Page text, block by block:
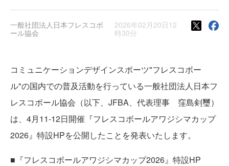
一般社団法人日本フレスコボ
ール協会
2026年02月20日12
時30分
コミュニケーションデザインスポーツ"フレスコボー
ル"の国内での普及活動を行っている一般社団法人日本フ
レスコボール協会（以下、JFBA、代表理事 窪島剣璽）
は、4月11-12日開催『フレスコボールアワジシマカップ
2026』特設HPを公開したことを発表いたします。
■『フレスコボールアワジシマカップ2026』特設HP